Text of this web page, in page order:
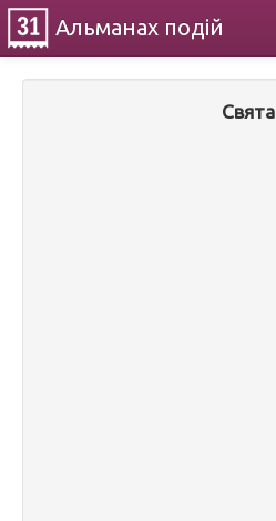
Альманах подій
Свята